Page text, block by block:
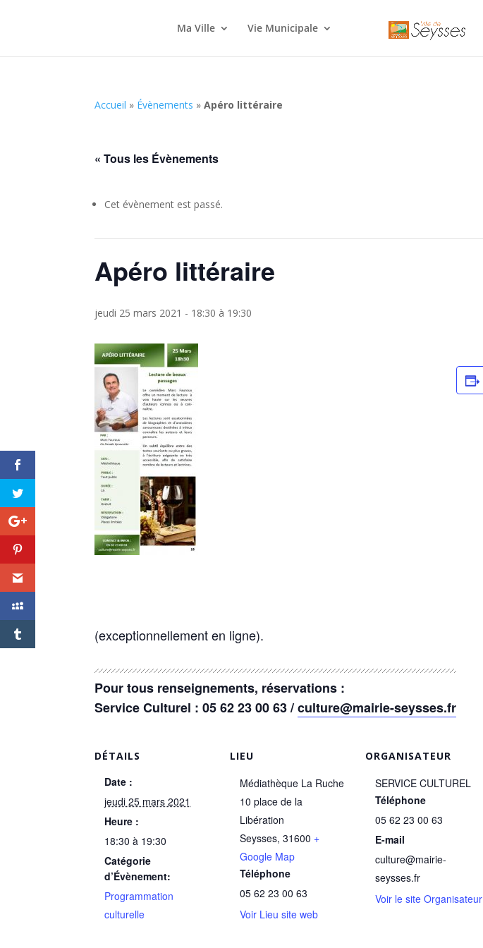
Ma Ville Vie Municipale
Accueil » Évènements »Apéro littéraire
« Tous les Évènements
Cet évènement est passé.
Apéro littéraire
jeudi 25 mars 2021 - 18:30 à 19:30
(exceptionnellement en ligne).
Pour tous renseignements, réservations :
Service Culturel : 05 62 23 00 63 /culture@mairie-seysses.fr
DÉTAILS
Date :
jeudi 25 mars 2021
Heure :
18:30 à 19:30
Catégorie
d’Évènement:
Programmation
culturelle
LIEU
Médiathèque La Ruche
10 place de la
Libération
Seysses, 31600 +
Google Map
Téléphone
05 62 23 00 63
Voir Lieu site web
ORGANISATEUR
SERVICE CULTUREL
Téléphone
05 62 23 00 63
E-mail
culture@mairie-
seysses.fr
Voir le site Organisateur